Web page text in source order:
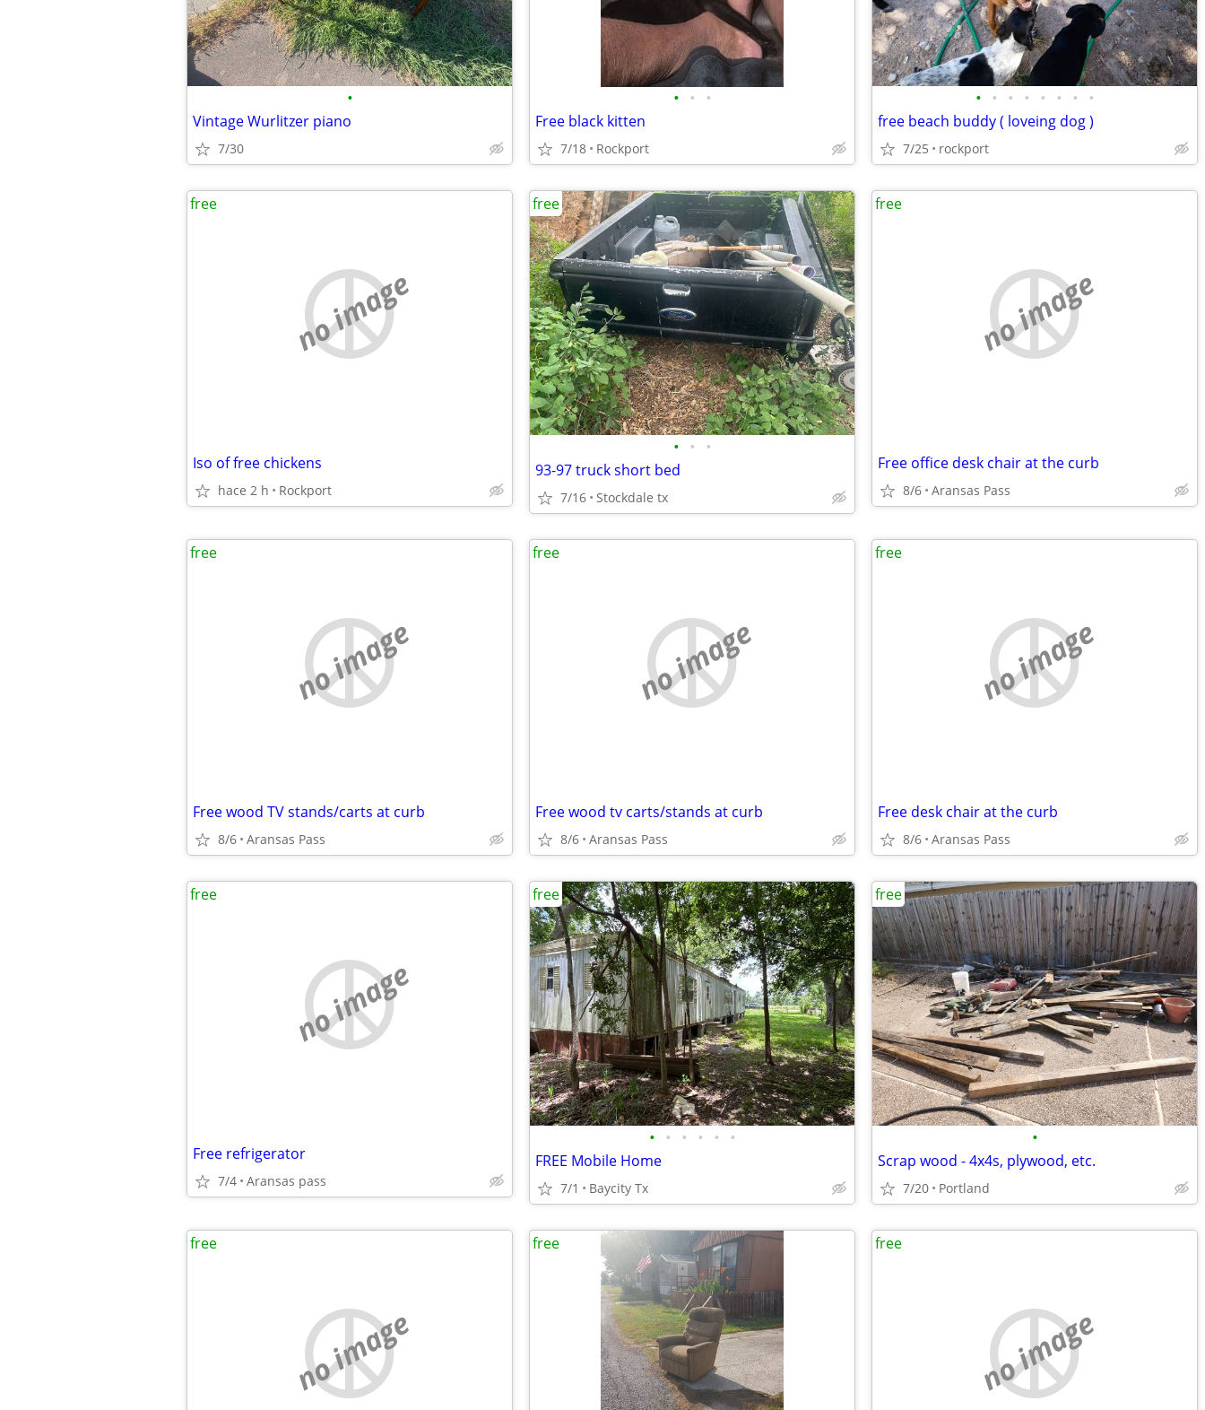
•
Vintage Wurlitzer piano
7/30
• • •
Free black kitten
7/18 Rockport
• • • • • • • •
free beach buddy ( loveing dog )
7/25 rockport
no image
Iso of free chickens
hace 2 h Rockport
free
• • •
93-97 truck short bed
7/16 Stockdale tx
free
no image
Free office desk chair at the curb
8/6 Aransas Pass
free
no image
Free wood TV stands/carts at curb
8/6 Aransas Pass
free
no image
Free wood tv carts/stands at curb
8/6 Aransas Pass
free
no image
Free desk chair at the curb
8/6 Aransas Pass
free
no image
Free refrigerator
7/4 Aransas pass
free
• • • • • •
FREE Mobile Home
7/1 Baycity Tx
free
•
Scrap wood - 4x4s, plywood, etc.
7/20 Portland
free
no image
free free
no image
free